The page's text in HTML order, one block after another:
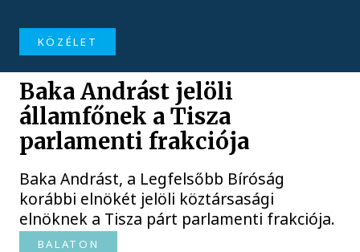
KÖZÉLET
Baka Andrást jelöli
államfőnek a Tisza
parlamenti frakciója
Baka Andrást, a Legfelsőbb Bíróság
korábbi elnökét jelöli köztársasági
elnöknek a Tisza párt parlamenti frakciója.
BALATON